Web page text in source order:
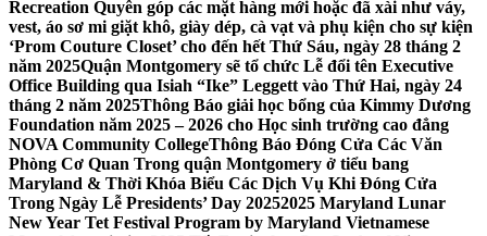
Recreation Quyên góp các mặt hàng mới hoặc đã xài như váy,
vest, áo sơ mi giặt khô, giày dép, cà vạt và phụ kiện cho sự kiện
‘Prom Couture Closet’ cho đến hết Thứ Sáu, ngày 28 tháng 2
năm 2025Quận Montgomery sẽ tổ chức Lễ đổi tên Executive
Office Building qua Isiah “Ike” Leggett vào Thứ Hai, ngày 24
tháng 2 năm 2025Thông Báo giải học bổng của Kimmy Dương
Foundation năm 2025 – 2026 cho Học sinh trường cao đẳng
NOVA Community CollegeThông Báo Đóng Cửa Các Văn
Phòng Cơ Quan Trong quận Montgomery ở tiểu bang
Maryland & Thời Khóa Biểu Các Dịch Vụ Khi Đóng Cửa
Trong Ngày Lễ Presidents’ Day 20252025 Maryland Lunar
New Year Tet Festival Program by Maryland Vietnamese